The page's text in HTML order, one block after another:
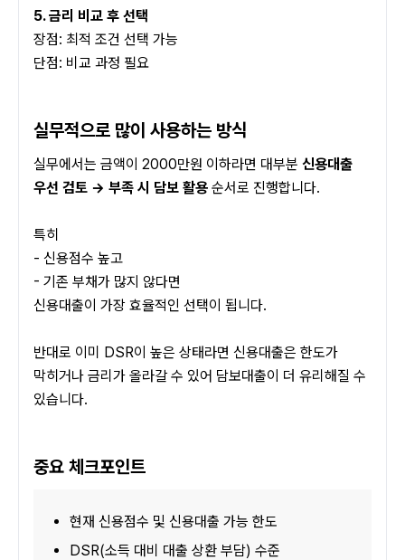
5. 금리 비교 후 선택
장점: 최적 조건 선택 가능
단점: 비교 과정 필요
실무적으로 많이 사용하는 방식
실무에서는 금액이 2000만원 이하라면 대부분 신용대출
우선 검토 → 부족 시 담보 활용 순서로 진행합니다.
특히
- 신용점수 높고
- 기존 부채가 많지 않다면
신용대출이 가장 효율적인 선택이 됩니다.
반대로 이미 DSR이 높은 상태라면 신용대출은 한도가
막히거나 금리가 올라갈 수 있어 담보대출이 더 유리해질 수
있습니다.
중요 체크포인트
현재 신용점수 및 신용대출 가능 한도
DSR(소득 대비 대출 상환 부담) 수준